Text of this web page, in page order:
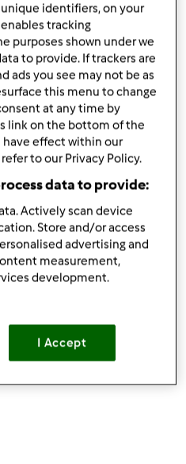
kalafiora, do zup
barwi potrawy na żółto.
kurczaka, dziczyzny,
pizzy, warzyw i
potraw, zapiekanek,
do roslin
strony
komentarze
Dołączył : 29.04.2011
identifiers, on your
tracking
purposes shown under we
to provide. If trackers are
ads you see may not be as
this menu to change
at any time by
link on the bottom of the
have effect within our
to our Privacy Policy.
data to provide:
Actively scan device
Store and/or access
advertising and
measurement,
development.
I Accept